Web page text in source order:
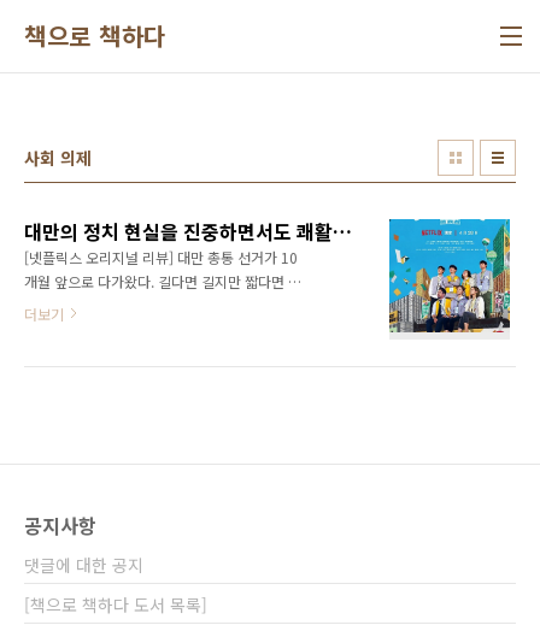
책으로 책하다
사회 의제
대만의 정치 현실을 진중하면서도 쾌활하게 <인선지인>
[넷플릭스 오리지널 리뷰] 대만 총통 선거가 10
개월 앞으로 다가왔다. 길다면 길지만 짧다면 짧
은 시간, 집권당 민화당의 현 총통 쑨링셴과 야당
한 정치가 가문의 딸로 일전에 커밍아웃을 한 채
에 휘말려 아쉽게 낙선하고 말았다. 그 일로 아버
지와 서먹서먹해졌고 당 본부에서 선거 캠프 직
원으로 일하게 된..
더보기
공지사항
댓글에 대한 공지
[책으로 책하다 도서 목록]